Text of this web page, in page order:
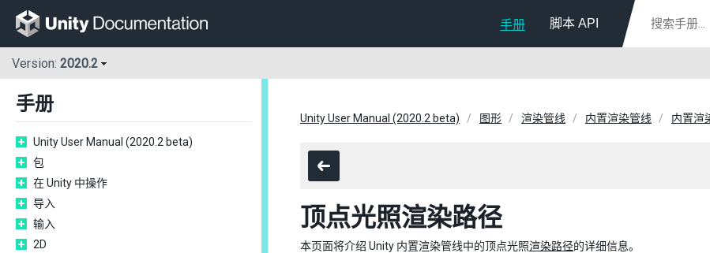
手册 脚本 API
Version: 2020.2
手册
Unity User Manual (2020.2 beta)
包
在 Unity 中操作
导入
输入
2D
Unity User Manual (2020.2 beta) 图形 渲染管线 内置渲染管线 内置渲
顶点光照渲染路径
本页面将介绍 Unity 内置渲染管线中的顶点光照渲染路径的详细信息。